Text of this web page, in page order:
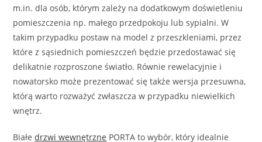
m.in. dla osób, którym zależy na dodatkowym doświetleniu
pomieszczenia np. małego przedpokoju lub sypialni. W
takim przypadku postaw na model z przeszkleniami, przez
które z sąsiednich pomieszczeń będzie przedostawać się
delikatnie rozproszone światło. Równie rewelacyjnie i
nowatorsko może prezentować się także wersja przesuwna,
którą warto rozważyć zwłaszcza w przypadku niewielkich
wnętrz.
Białedrzwi wewnętrzne PORTA to wybór, który idealnie